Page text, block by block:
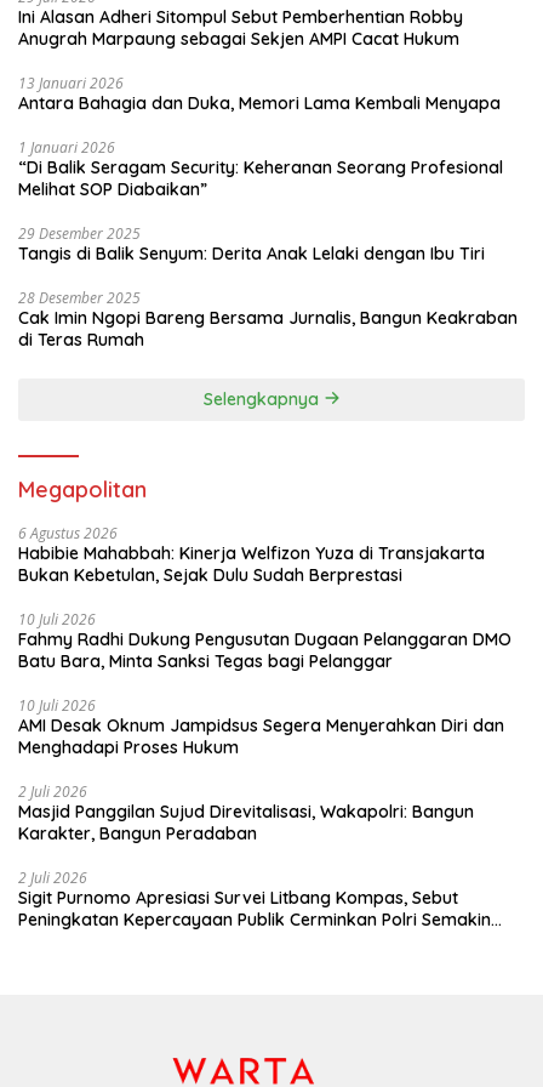
Ini Alasan Adheri Sitompul Sebut Pemberhentian Robby
Anugrah Marpaung sebagai Sekjen AMPI Cacat Hukum
13 Januari 2026
Antara Bahagia dan Duka, Memori Lama Kembali Menyapa
1 Januari 2026
“Di Balik Seragam Security: Keheranan Seorang Profesional
Melihat SOP Diabaikan”
29 Desember 2025
Tangis di Balik Senyum: Derita Anak Lelaki dengan Ibu Tiri
28 Desember 2025
Cak Imin Ngopi Bareng Bersama Jurnalis, Bangun Keakraban
di Teras Rumah
Selengkapnya
Megapolitan
6 Agustus 2026
Habibie Mahabbah: Kinerja Welfizon Yuza di Transjakarta
Bukan Kebetulan, Sejak Dulu Sudah Berprestasi
10 Juli 2026
Fahmy Radhi Dukung Pengusutan Dugaan Pelanggaran DMO
Batu Bara, Minta Sanksi Tegas bagi Pelanggar
10 Juli 2026
AMI Desak Oknum Jampidsus Segera Menyerahkan Diri dan
Menghadapi Proses Hukum
2 Juli 2026
Masjid Panggilan Sujud Direvitalisasi, Wakapolri: Bangun
Karakter, Bangun Peradaban
2 Juli 2026
Sigit Purnomo Apresiasi Survei Litbang Kompas, Sebut
Peningkatan Kepercayaan Publik Cerminkan Polri Semakin